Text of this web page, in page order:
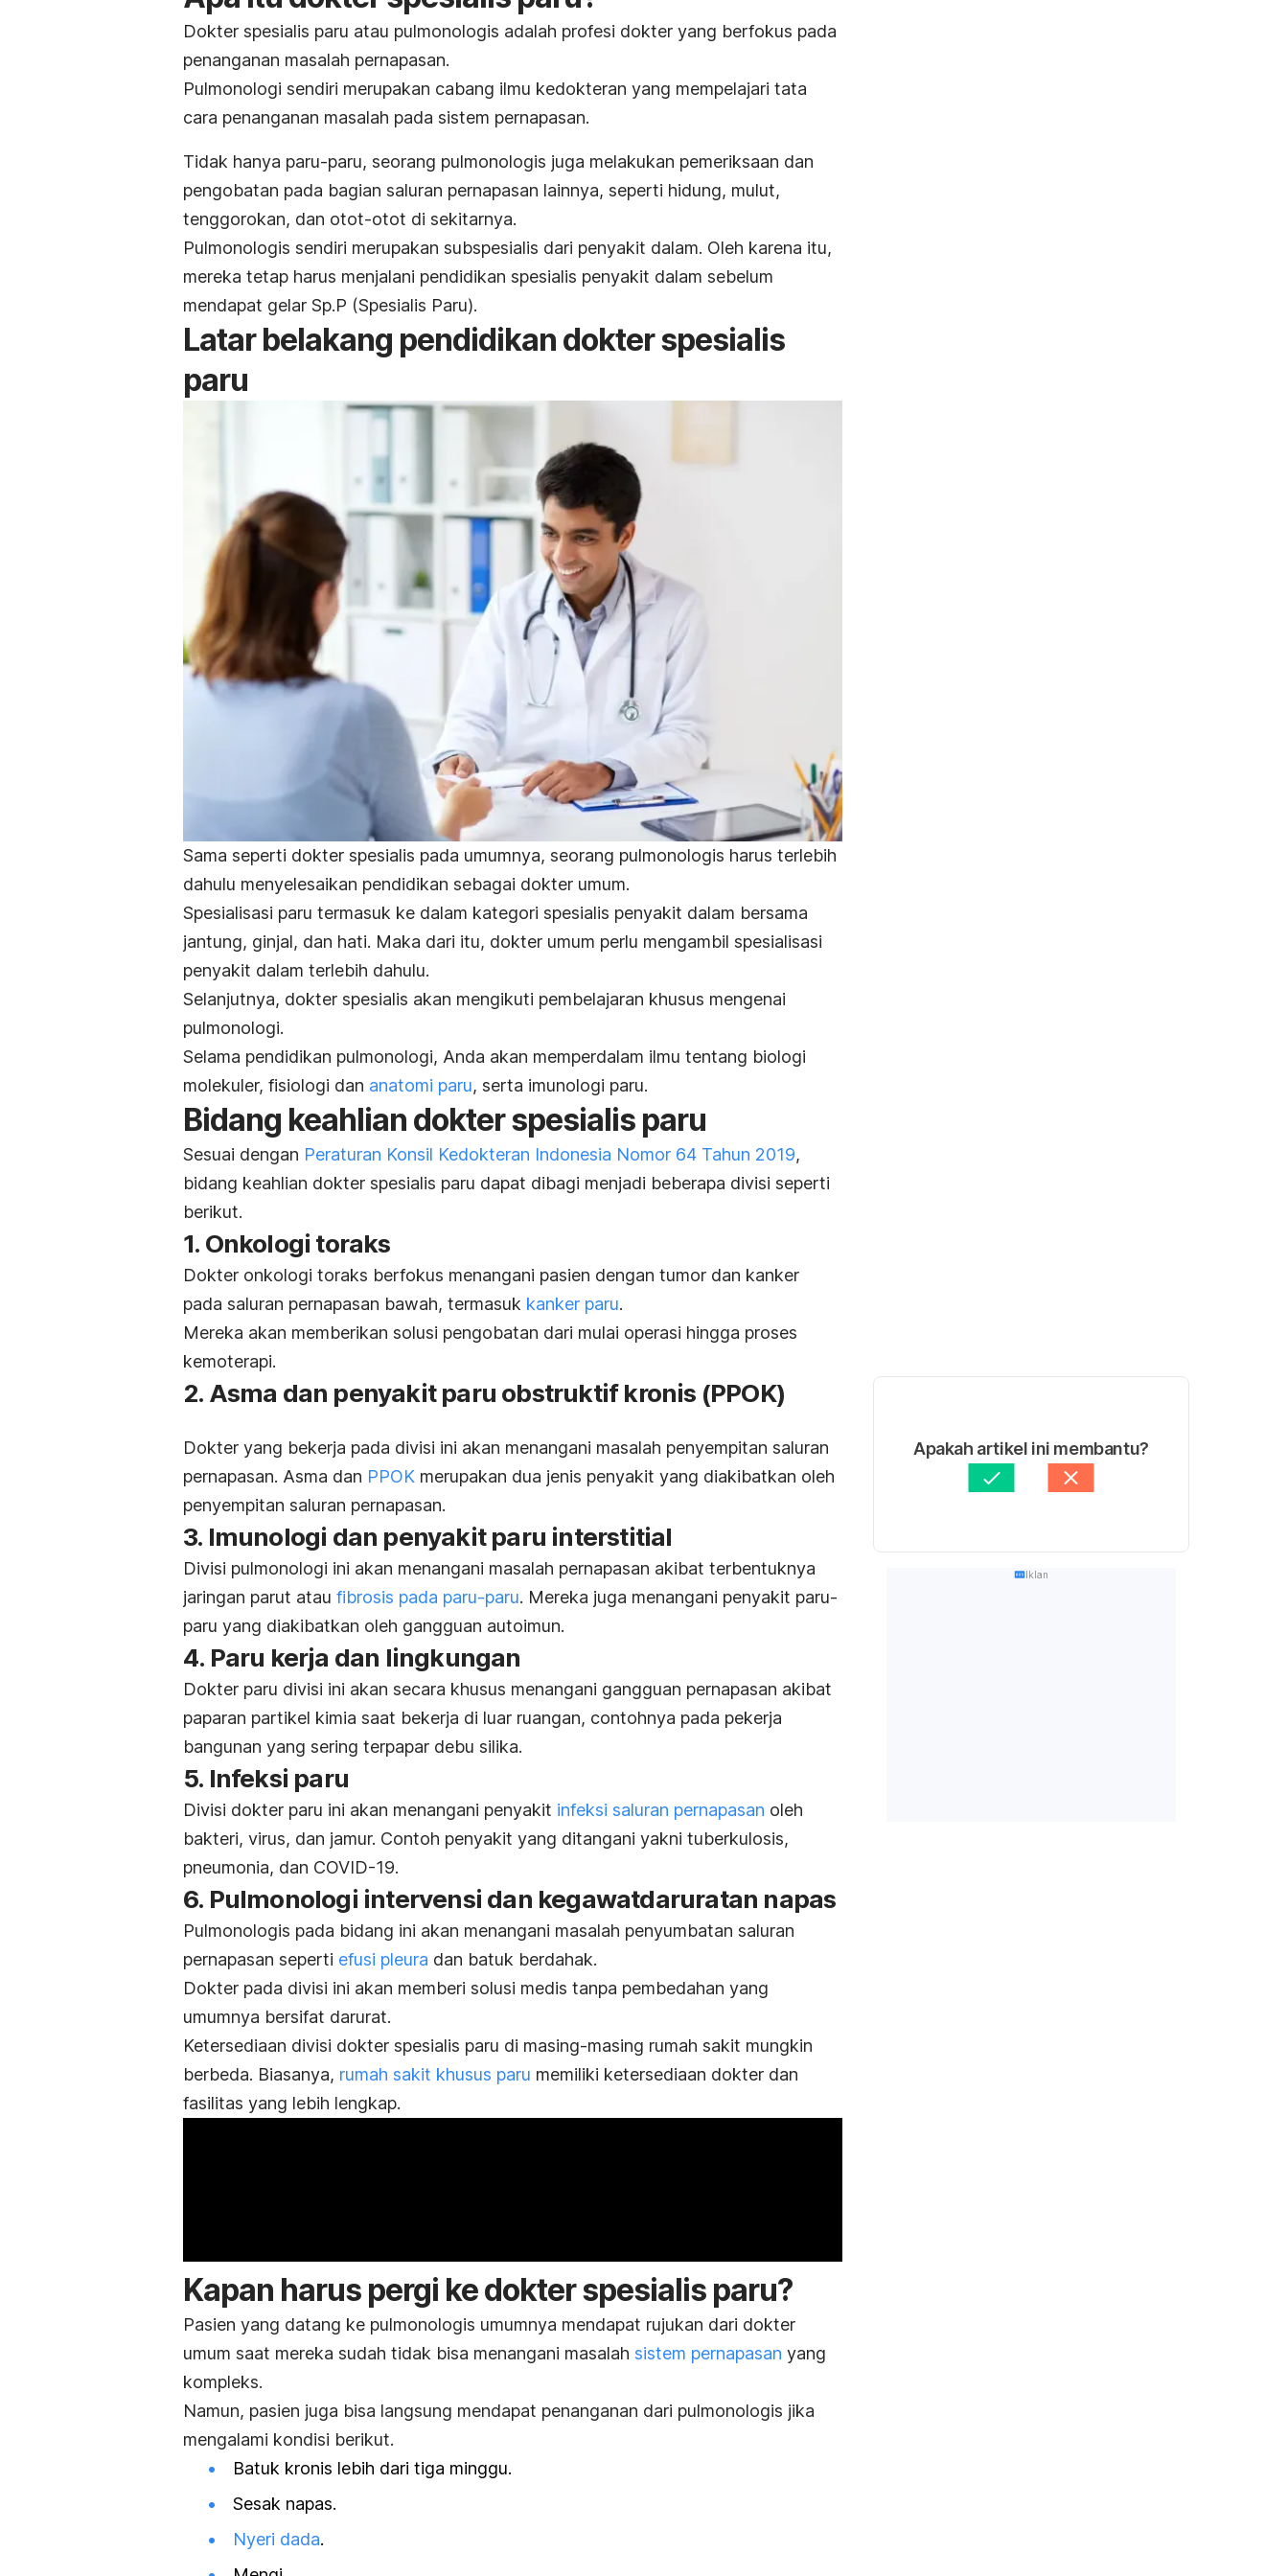
Dokter spesialis paru atau pulmonologis adalah profesi dokter yang berfokus pada
penanganan masalah pernapasan.
Pulmonologi sendiri merupakan cabang ilmu kedokteran yang mempelajari tata
cara penanganan masalah pada sistem pernapasan.
Tidak hanya paru-paru, seorang pulmonologis juga melakukan pemeriksaan dan
pengobatan pada bagian saluran pernapasan lainnya, seperti hidung, mulut,
tenggorokan, dan otot-otot di sekitarnya.
Pulmonologis sendiri merupakan subspesialis dari penyakit dalam. Oleh karena itu,
mereka tetap harus menjalani pendidikan spesialis penyakit dalam sebelum
mendapat gelar Sp.P (Spesialis Paru).
Latar belakang pendidikan dokter spesialis
paru
Sama seperti dokter spesialis pada umumnya, seorang pulmonologis harus terlebih
dahulu menyelesaikan pendidikan sebagai dokter umum.
Spesialisasi paru termasuk ke dalam kategori spesialis penyakit dalam bersama
jantung, ginjal, dan hati. Maka dari itu, dokter umum perlu mengambil spesialisasi
penyakit dalam terlebih dahulu.
Selanjutnya, dokter spesialis akan mengikuti pembelajaran khusus mengenai
pulmonologi.
Selama pendidikan pulmonologi, Anda akan memperdalam ilmu tentang biologi
molekuler, fisiologi dan anatomi paru, serta imunologi paru.
Bidang keahlian dokter spesialis paru
Sesuai dengan Peraturan Konsil Kedokteran Indonesia Nomor 64 Tahun 2019,
bidang keahlian dokter spesialis paru dapat dibagi menjadi beberapa divisi seperti
berikut.
1. Onkologi toraks
Dokter onkologi toraks berfokus menangani pasien dengan tumor dan kanker
pada saluran pernapasan bawah, termasuk kanker paru.
Mereka akan memberikan solusi pengobatan dari mulai operasi hingga proses
kemoterapi.
2. Asma dan penyakit paru obstruktif kronis (PPOK)
Dokter yang bekerja pada divisi ini akan menangani masalah penyempitan saluran
pernapasan. Asma dan PPOK merupakan dua jenis penyakit yang diakibatkan oleh
penyempitan saluran pernapasan.
3. Imunologi dan penyakit paru interstitial
Divisi pulmonologi ini akan menangani masalah pernapasan akibat terbentuknya
jaringan parut atau fibrosis pada paru-paru. Mereka juga menangani penyakit paru-
paru yang diakibatkan oleh gangguan autoimun.
4. Paru kerja dan lingkungan
Dokter paru divisi ini akan secara khusus menangani gangguan pernapasan akibat
paparan partikel kimia saat bekerja di luar ruangan, contohnya pada pekerja
bangunan yang sering terpapar debu silika.
5. Infeksi paru
Divisi dokter paru ini akan menangani penyakit infeksi saluran pernapasan oleh
bakteri, virus, dan jamur. Contoh penyakit yang ditangani yakni tuberkulosis,
pneumonia, dan COVID-19.
6. Pulmonologi intervensi dan kegawatdaruratan napas
Pulmonologis pada bidang ini akan menangani masalah penyumbatan saluran
pernapasan seperti efusi pleura dan batuk berdahak.
Dokter pada divisi ini akan memberi solusi medis tanpa pembedahan yang
umumnya bersifat darurat.
Ketersediaan divisi dokter spesialis paru di masing-masing rumah sakit mungkin
berbeda. Biasanya, rumah sakit khusus paru memiliki ketersediaan dokter dan
fasilitas yang lebih lengkap.
Kapan harus pergi ke dokter spesialis paru?
Pasien yang datang ke pulmonologis umumnya mendapat rujukan dari dokter
umum saat mereka sudah tidak bisa menangani masalah sistem pernapasan yang
kompleks.
Namun, pasien juga bisa langsung mendapat penanganan dari pulmonologis jika
mengalami kondisi berikut.
Batuk kronis lebih dari tiga minggu.
Sesak napas.
Nyeri dada.
Apakah artikel ini membantu?
Iklan